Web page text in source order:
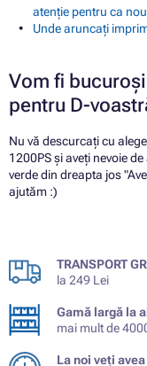
atenție pentru ca
Unde aruncați
Vom fi
pentru D-
Nu vă descurcați cu
1200PS și aveți nevoie
verde din dreapta jos
ajutăm :)
TRANSPORT
la 249 Lei
Gamă largă la
mai mult de
La noi veți